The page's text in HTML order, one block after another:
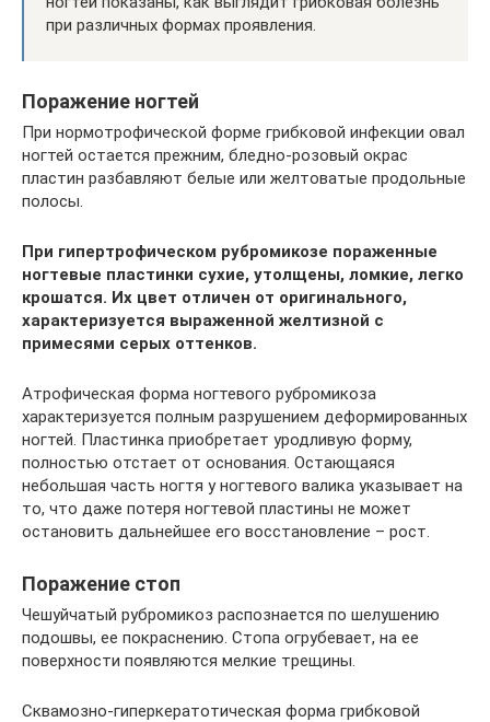
при различных формах проявления.
Поражение ногтей
При нормотрофической форме грибковой инфекции овал
ногтей остается прежним, бледно-розовый окрас
пластин разбавляют белые или желтоватые продольные
полосы.
При гипертрофическом рубромикозе пораженные
ногтевые пластинки сухие, утолщены, ломкие, легко
крошатся. Их цвет отличен от оригинального,
характеризуется выраженной желтизной с
примесями серых оттенков.
Атрофическая форма ногтевого рубромикоза
характеризуется полным разрушением деформированных
ногтей. Пластинка приобретает уродливую форму,
полностью отстает от основания. Остающаяся
небольшая часть ногтя у ногтевого валика указывает на
то, что даже потеря ногтевой пластины не может
остановить дальнейшее его восстановление – рост.
Поражение стоп
Чешуйчатый рубромикоз распознается по шелушению
подошвы, ее покраснению. Стопа огрубевает, на ее
поверхности появляются мелкие трещины.
Сквамозно-гиперкератотическая форма грибковой